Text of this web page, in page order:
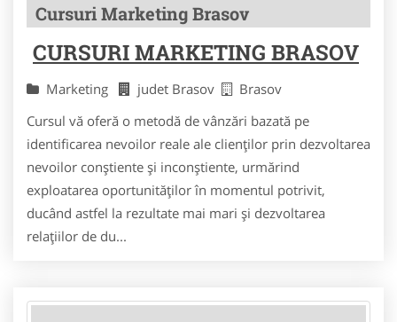
Cursuri Marketing Brasov
CURSURI MARKETING BRASOV
Marketing judet Brasov
Brasov
Cursul vă oferă o metodă de vânzări bazată pe
identificarea nevoilor reale ale clienţilor prin dezvoltarea
nevoilor conştiente şi inconştiente, urmărind
exploatarea oportunităţilor în momentul potrivit,
ducând astfel la rezultate mai mari şi dezvoltarea
relaţiilor de du...